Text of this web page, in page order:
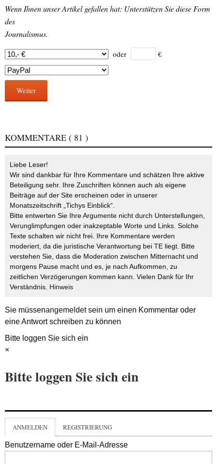
Wenn Ihnen unser Artikel gefallen hat: Unterstützen Sie diese Form
des
Journalismus.
oder €
Weiter
KOMMENTARE ( 81 )
Liebe Leser!
Wir sind dankbar für Ihre Kommentare und schätzen Ihre aktive
Beteiligung sehr. Ihre Zuschriften können auch als eigene
Beiträge auf der Site erscheinen oder in unserer
Monatszeitschrift „Tichys Einblick“.
Bitte entwerten Sie Ihre Argumente nicht durch Unterstellungen,
Verunglimpfungen oder inakzeptable Worte und Links. Solche
Texte schalten wir nicht frei. Ihre Kommentare werden
moderiert, da die juristische Verantwortung bei TE liegt. Bitte
verstehen Sie, dass die Moderation zwischen Mitternacht und
morgens Pause macht und es, je nach Aufkommen, zu
zeitlichen Verzögerungen kommen kann. Vielen Dank für Ihr
Verständnis. Hinweis
Sie müssenangemeldetsein um einen Kommentar oder
eine Antwort schreiben zu können
Bitte loggen Sie sich ein
×
Bitte loggen Sie sich ein
ANMELDEN REGISTRIERUNG
Benutzername oder E-Mail-Adresse